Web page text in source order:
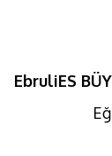
EbruliES